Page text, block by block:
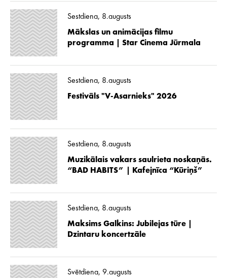
Sestdiena, 8.augusts
Mākslas un animācijas filmu
programma | Star Cinema Jūrmala
Sestdiena, 8.augusts
Festivāls "V-Asarnieks" 2026
Sestdiena, 8.augusts
Muzikālais vakars saulrieta noskaņās.
“BAD HABITS” | Kafejnīca “Kūriņš”
Sestdiena, 8.augusts
Maksims Galkins: Jubilejas tūre |
Dzintaru koncertzāle
Svētdiena, 9.augusts